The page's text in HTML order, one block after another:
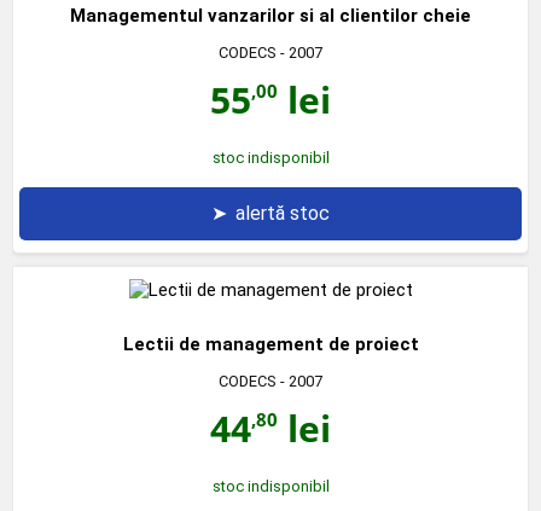
Managementul vanzarilor si al clientilor cheie
CODECS - 2007
55,00 lei
stoc indisponibil
➤ alertă stoc
Lectii de management de proiect
CODECS - 2007
44,80 lei
stoc indisponibil